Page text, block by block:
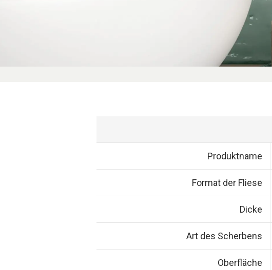
Produktname
Format der Fliese
Dicke
Art des Scherbens
Oberfläche